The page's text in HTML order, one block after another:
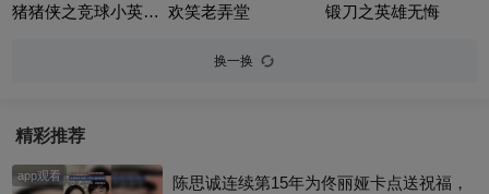
猪猪侠之竞球小英雄合集 欢笑老弄堂 锻刀之英雄无悔
换一换
精彩推荐
app观看
陈思诚连续第15年为佟丽娅卡点送祝福，